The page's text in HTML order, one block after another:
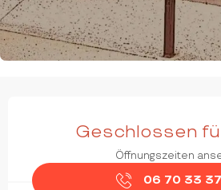
Geschlossen
Öffnungszeiten
06 70 33 37